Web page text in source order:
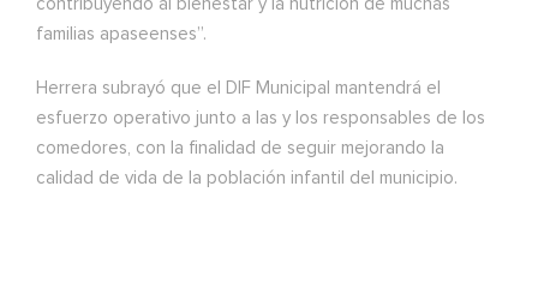
contribuyendo al bienestar y la nutrición de muchas
familias apaseenses”.
Herrera subrayó que el DIF Municipal mantendrá el
esfuerzo operativo junto a las y los responsables de los
comedores, con la finalidad de seguir mejorando la
calidad de vida de la población infantil del municipio.